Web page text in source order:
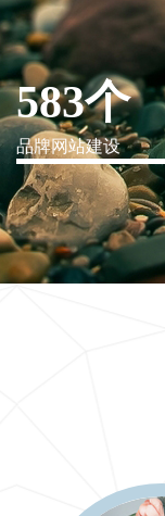
信息爆炸时代，
583个
品牌网站建设